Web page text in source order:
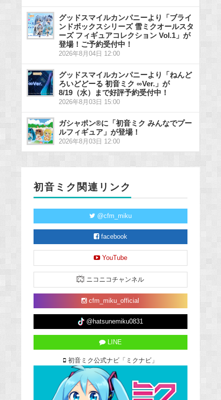
グッドスマイルカンパニーより「ブライ
ンドボックスシリーズ 雪ミクオールスタ
ーズ フィギュアコレクション Vol.1」が
登場！ご予約受付中！
2026年8月04日 12:00
グッドスマイルカンパニーより「ねんど
ろいどどーる 初音ミク ∞Ver.」が
8/19（水）まで好評予約受付中！
2026年8月03日 15:00
ガシャポン®に「初音ミク みんなでプー
ルフィギュア」が登場！
2026年8月03日 12:00
初音ミク関連リンク
@cfm_miku
facebook
YouTube
ニコニコチャンネル
cfm_miku_official
@hatsunemiku0831
LINE
初音ミク公式ナビ「ミクナビ」